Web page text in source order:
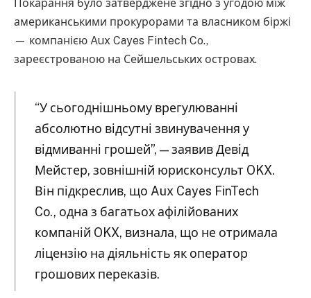
Покарання було затверджене згідно з угодою між
американськими прокурорами та власником біржі
— компанією Aux Cayes Fintech Co.,
зареєстрованою на Сейшельських островах.
“У сьогоднішньому врегулюванні
абсолютно відсутні звинувачення у
відмиванні грошей”, — заявив Девід
Мейстер, зовнішній юрисконсульт OKX.
Він підкреслив, що Aux Cayes FinTech
Co., одна з багатьох афілійованих
компаній OKX, визнала, що не отримала
ліцензію на діяльність як оператор
грошових переказів.